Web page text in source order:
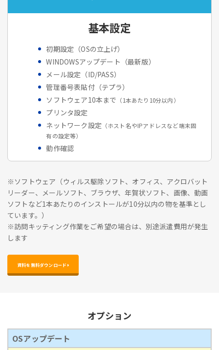
基本設定
初期設定（OSの立上げ）
WINDOWSアップデート（最新版）
メール設定（ID/PASS）
管理番号表貼付（テプラ）
ソフトウェア10本まで （1本あたり10分以内）
プリンタ設定
ネットワーク設定 （ホスト名やIPアドレスなど端末固
有の設定等）
動作確認
※ソフトウェア（ウィルス駆除ソフト、オフィス、アクロバット
リーダー、メールソフト、ブラウザ、年賀状ソフト、画像、動画
ソフトなど1本あたりのインストールが10分以内の物を基準とし
ています。）
※訪問キッティング作業をご希望の場合は、別途派遣費用が発生
します
資料を無料ダウンロード
オプション
OSアップデート